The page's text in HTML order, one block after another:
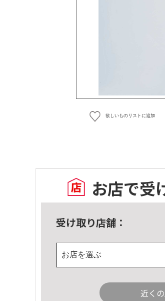
欲しいものリストに追加
お店で受
受け取り店舗：
お店を選ぶ
近く